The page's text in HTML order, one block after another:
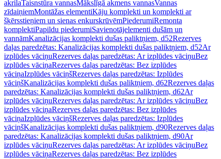
akrilaTaisnstūra vannasMākslīgā akmens vannasVannas
zīdaiņiemMontāžas elementiKāju komplekti un komplekti ar
šķērsstieņiem un sienas enkurskrūvēmPiederumiRemonta
komplektiPapildu piederumiSavienotājelementi dušām un
vannāmKanalizācijas komplekti dušas paliktņiem, d52Rezerves
daļas paredzētas: Kanalizācijas komplekti dušas paliktņiem, d52Ar
izplūdes vāciņuRezerves daļas paredzētas: Ar izplūdes vāciņuBez
izplūdes vāciņaRezerves daļas paredzētas: Bez izplūdes
vāciņaIzplūdes vāciņšRezerves daļas paredzētas: Izplūdes
vāciņšKanalizācijas komplekti dušas paliktņiem, d62Rezerves daļas
paredzētas: Kanalizācijas komplekti dušas paliktņiem, d62Ar
izplūdes vāciņuRezerves daļas paredzētas: Ar izplūdes vāciņuBez
izplūdes vāciņaRezerves daļas paredzētas: Bez izplūdes
vāciņaIzplūdes vāciņšRezerves daļas paredzētas: Izplūdes
vāciņšKanalizācijas komplekti dušas paliktņiem, d90Rezerves daļas
paredzētas: Kanalizācijas komplekti dušas paliktņiem, d90Ar
izplūdes vāciņuRezerves daļas paredzētas: Ar izplūdes vāciņuBez
izplūdes vāciņaRezerves daļas paredzētas: Bez izplūdes